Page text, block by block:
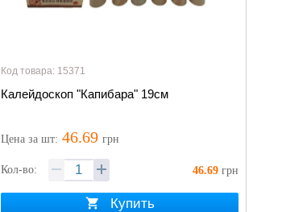
Код товара: 15371
Калейдоскоп "Капибара" 19см
Ценаза шт: 46.69 грн
Кол-во: 46.69 грн
Купить